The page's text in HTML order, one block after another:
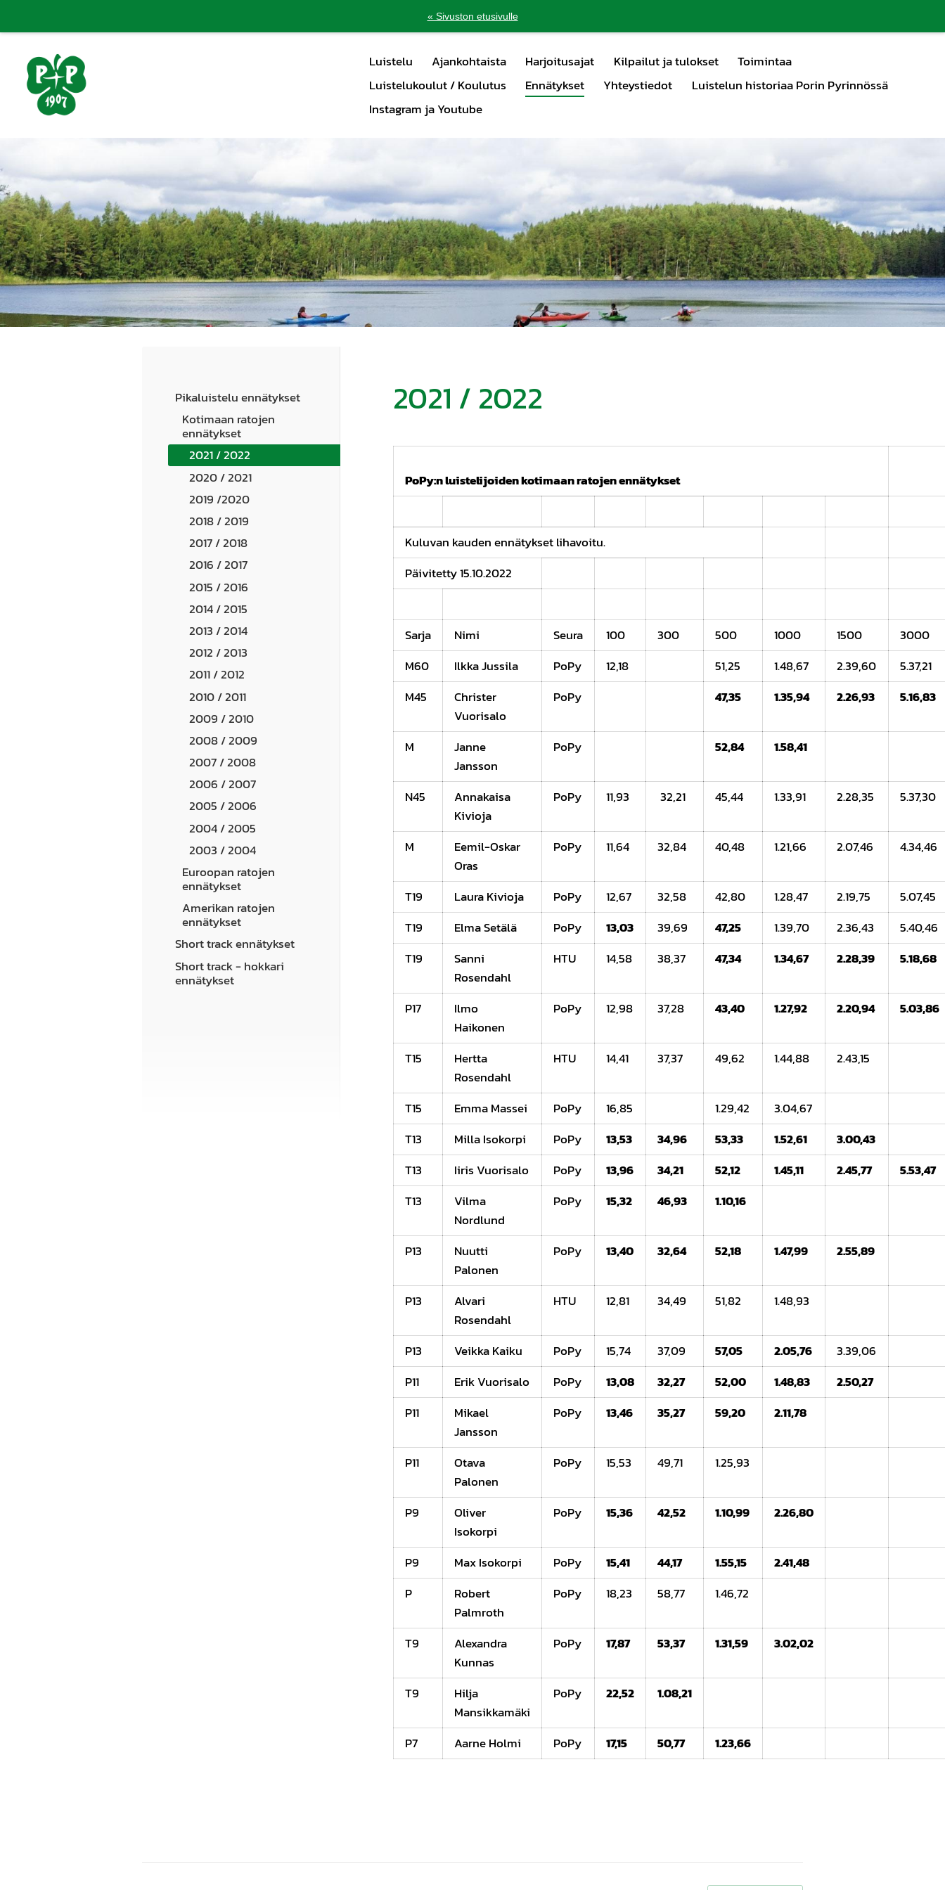
sivun
sisältöön
« Sivuston etusivulle
Porin Pyrintö ry
Luistelu Ajankohtaista Harjoitusajat Kilpailut ja tulokset
Toimintaa
Luistelukoulut / Koulutus
Ennätykset Yhteystiedot
Luistelun historiaa Porin Pyrinnössä
Instagram ja Youtube
Pikaluistelu ennätykset
Kotimaan ratojen
ennätykset
2021 / 2022
2020 / 2021
2019 /2020
2018 / 2019
2017 / 2018
2016 / 2017
2015 / 2016
2014 / 2015
2013 / 2014
2012 / 2013
2011 / 2012
2010 / 2011
2009 / 2010
2008 / 2009
2007 / 2008
2006 / 2007
2005 / 2006
2004 / 2005
2003 / 2004
Euroopan ratojen
ennätykset
Amerikan ratojen
ennätykset
Short track ennätykset
Short track - hokkari
ennätykset
2021 / 2022
PoPy:n luistelijoiden kotimaan ratojen ennätykset
Kuluvan kauden ennätykset lihavoitu.
Päivitetty 15.10.2022
Sarja Nimi Seura 100 300 500 1000 1500
3000
M60
Ilkka Jussila PoPy 12,18 51,25 1.48,67 2.39,60
5.37,21
M45
Christer
Vuorisalo
PoPy 47,35 1.35,94 2.26,93 5.16,83
M
Janne
Jansson
PoPy 52,84 1.58,41
N45
Annakaisa
Kivioja
PoPy 11,93 32,21 45,44 1.33,91 2.28,35 5.37,30
M
Eemil-Oskar
Oras
PoPy 11,64 32,84 40,48 1.21,66 2.07,46 4.34,46
T19 Laura Kivioja PoPy 12,67 32,58 42,80 1.28,47 2.19,75
5.07,45
T19
Elma Setälä PoPy 13,03 39,69 47,25 1.39,70 2.36,43
5.40,46
T19
Sanni
Rosendahl
HTU 14,58 38,37 47,34 1.34,67 2.28,39 5.18,68
P17
Ilmo
Haikonen
PoPy 12,98 37,28 43,40 1.27,92 2.20,94 5.03,86
T15
Hertta
Rosendahl
HTU 14,41 37,37 49,62 1.44,88 2.43,15
T15 Emma Massei PoPy 16,85 1.29,42
3.04,67
T13
Milla Isokorpi PoPy 13,53 34,96 53,33 1.52,61
3.00,43
T13
Iiris Vuorisalo PoPy 13,96 34,21 52,12 1.45,11 2.45,77
5.53,47
T13
Vilma
Nordlund
PoPy 15,32 46,93 1.10,16
P13
Nuutti
Palonen
PoPy 13,40 32,64 52,18 1.47,99 2.55,89
P13
Alvari
Rosendahl
HTU 12,81 34,49 51,82 1.48,93
P13 Veikka Kaiku PoPy 15,74 37,09 57,05 2.05,76
3.39,06
P11
Erik Vuorisalo PoPy 13,08 32,27 52,00 1.48,83
2.50,27
P11
Mikael
Jansson
PoPy 13,46 35,27 59,20 2.11,78
P11
Otava
Palonen
PoPy 15,53 49,71 1.25,93
P9
Oliver
Isokorpi
PoPy 15,36 42,52 1.10,99 2.26,80
P9 Max Isokorpi PoPy 15,41 44,17 1.55,15
2.41,48
P
Robert
Palmroth
PoPy 18,23 58,77 1.46,72
T9
Alexandra
Kunnas
PoPy 17,87 53,37 1.31,59 3.02,02
T9
Hilja
Mansikkamäki
PoPy 22,52 1.08,21
P7 Aarne Holmi PoPy 17,15 50,77 1.23,66